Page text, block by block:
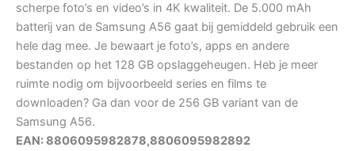
scherpe foto’s en video’s in 4K kwaliteit. De 5.000 mAh
batterij van de Samsung A56 gaat bij gemiddeld gebruik een
hele dag mee. Je bewaart je foto’s, apps en andere
bestanden op het 128 GB opslaggeheugen. Heb je meer
ruimte nodig om bijvoorbeeld series en films te
downloaden? Ga dan voor de 256 GB variant van de
Samsung A56.
EAN: 8806095982878,8806095982892